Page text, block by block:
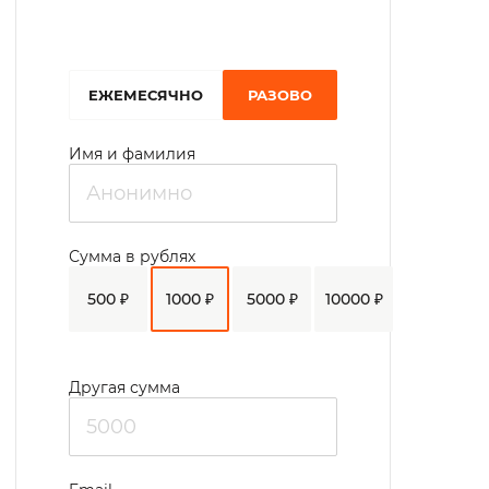
культорганизатором организуется
EЖЕМЕСЯЧНО РАЗОВО
Имя и фамилия
500 ₽ 1000 ₽ 5000 ₽ 10000 ₽
Сумма в рублях
Другая сумма